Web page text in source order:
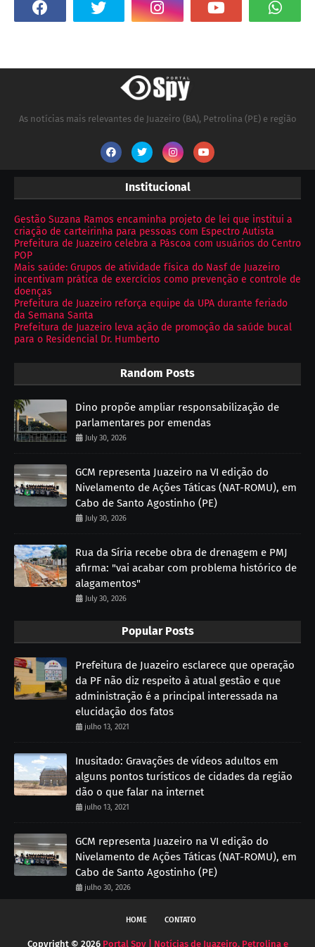
As notícias mais relevantes de Juazeiro (BA), Petrolina (PE) e região
Institucional
Gestão Suzana Ramos encaminha projeto de lei que institui a
criação de carteirinha para pessoas com Espectro Autista
Prefeitura de Juazeiro celebra a Páscoa com usuários do Centro
POP
Mais saúde: Grupos de atividade física do Nasf de Juazeiro
incentivam prática de exercícios como prevenção e controle de
doenças
Prefeitura de Juazeiro reforça equipe da UPA durante feriado
da Semana Santa
Prefeitura de Juazeiro leva ação de promoção da saúde bucal
para o Residencial Dr. Humberto
Random Posts
Dino propõe ampliar responsabilização de
parlamentares por emendas
July 30, 2026
GCM representa Juazeiro na VI edição do
Nivelamento de Ações Táticas (NAT-ROMU), em
Cabo de Santo Agostinho (PE)
July 30, 2026
Rua da Síria recebe obra de drenagem e PMJ
afirma: "vai acabar com problema histórico de
alagamentos"
July 30, 2026
Popular Posts
Prefeitura de Juazeiro esclarece que operação
da PF não diz respeito à atual gestão e que
administração é a principal interessada na
elucidação dos fatos
julho 13, 2021
Inusitado: Gravações de vídeos adultos em
alguns pontos turísticos de cidades da região
dão o que falar na internet
julho 13, 2021
GCM representa Juazeiro na VI edição do
Nivelamento de Ações Táticas (NAT-ROMU), em
Cabo de Santo Agostinho (PE)
julho 30, 2026
HOME CONTATO
Copyright © 2026 Portal Spy | Notícias de Juazeiro, Petrolina e